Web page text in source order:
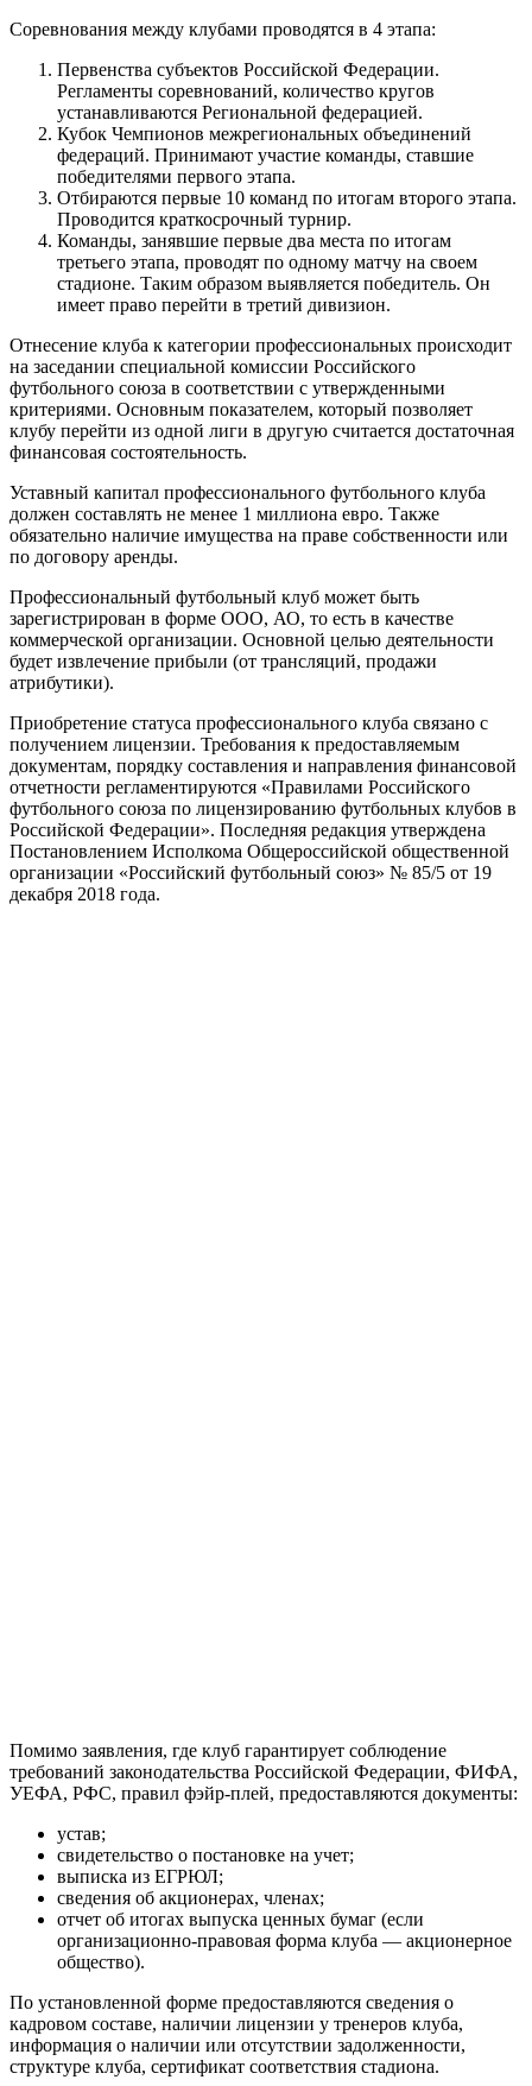
Соревнования между клубами проводятся в 4 этапа:
Первенства субъектов Российской Федерации.
Регламенты соревнований, количество кругов
устанавливаются Региональной федерацией.
Кубок Чемпионов межрегиональных объединений
федераций. Принимают участие команды, ставшие
победителями первого этапа.
Отбираются первые 10 команд по итогам второго этапа.
Проводится краткосрочный турнир.
Команды, занявшие первые два места по итогам
третьего этапа, проводят по одному матчу на своем
стадионе. Таким образом выявляется победитель. Он
имеет право перейти в третий дивизион.
Отнесение клуба к категории профессиональных происходит
на заседании специальной комиссии Российского
футбольного союза в соответствии с утвержденными
критериями. Основным показателем, который позволяет
клубу перейти из одной лиги в другую считается достаточная
финансовая состоятельность.
Уставный капитал профессионального футбольного клуба
должен составлять не менее 1 миллиона евро. Также
обязательно наличие имущества на праве собственности или
по договору аренды.
Профессиональный футбольный клуб может быть
зарегистрирован в форме ООО, АО, то есть в качестве
коммерческой организации. Основной целью деятельности
будет извлечение прибыли (от трансляций, продажи
атрибутики).
Приобретение статуса профессионального клуба связано с
получением лицензии. Требования к предоставляемым
документам, порядку составления и направления финансовой
отчетности регламентируются «Правилами Российского
футбольного союза по лицензированию футбольных клубов в
Российской Федерации». Последняя редакция утверждена
Постановлением Исполкома Общероссийской общественной
организации «Российский футбольный союз» № 85/5 от 19
декабря 2018 года.
Помимо заявления, где клуб гарантирует соблюдение
требований законодательства Российской Федерации, ФИФА,
УЕФА, РФС, правил фэйр-плей, предоставляются документы:
устав;
свидетельство о постановке на учет;
выписка из ЕГРЮЛ;
сведения об акционерах, членах;
отчет об итогах выпуска ценных бумаг (если
организационно-правовая форма клуба — акционерное
общество).
По установленной форме предоставляются сведения о
кадровом составе, наличии лицензии у тренеров клуба,
информация о наличии или отсутствии задолженности,
структуре клуба, сертификат соответствия стадиона.